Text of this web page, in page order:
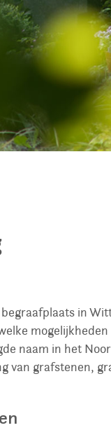
in
naam in het
van grafstenen,